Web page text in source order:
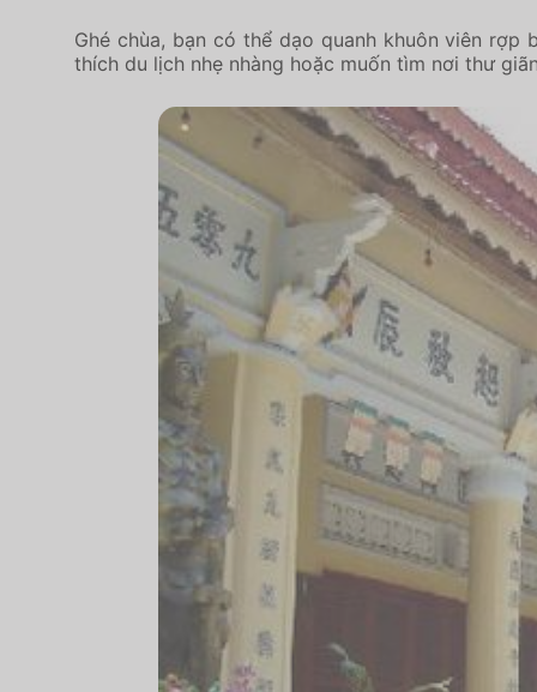
Ghé chùa, bạn có thể dạo quanh khuôn viên
thích du lịch nhẹ nhàng hoặc muốn tìm nơi thư